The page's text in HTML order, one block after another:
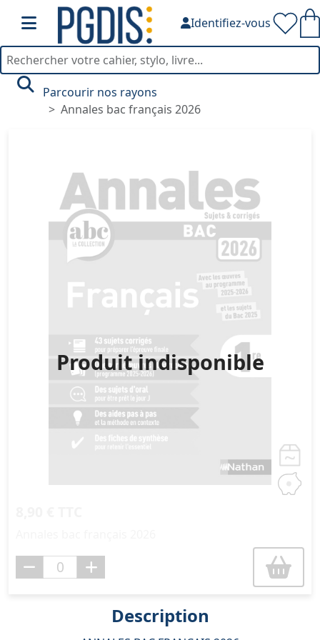
Identifiez-vous
Parcourir nos rayons
Annales bac français 2026
Produit indisponible
Description